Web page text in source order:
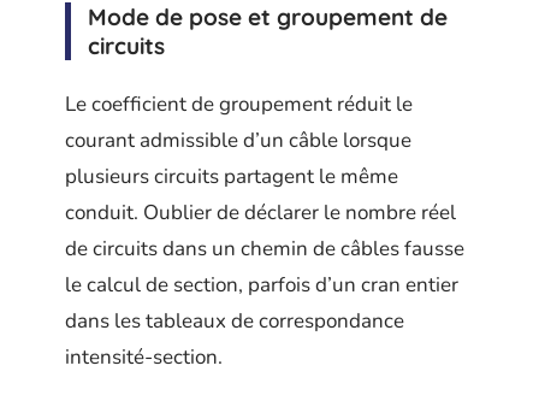
Mode de pose et groupement de
circuits
Le coefficient de groupement réduit le
courant admissible d’un câble lorsque
plusieurs circuits partagent le même
conduit. Oublier de déclarer le nombre réel
de circuits dans un chemin de câbles fausse
le calcul de section, parfois d’un cran entier
dans les tableaux de correspondance
intensité-section.